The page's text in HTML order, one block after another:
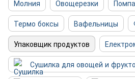
Молния
Овощерезки
Термо боксы
Вафельницы
Упаковщик продуктов
Сушилка для овощей и